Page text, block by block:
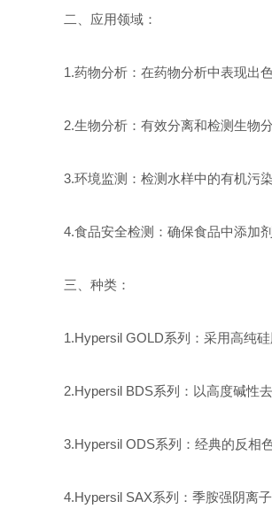
二、应用领域：
1.药物分析：在药物分析中表现出
2.生物分析：有效分离和检测生物
3.环境监测：检测水样中的有机污
4.食品安全检测：确保食品中添加
三、种类：
1.Hypersil GOLD系列：采用高纯
2.Hypersil BDS系列：以高度碱性
3.Hypersil ODS系列：经典的反相
4.Hypersil SAX系列：季胺强阴离